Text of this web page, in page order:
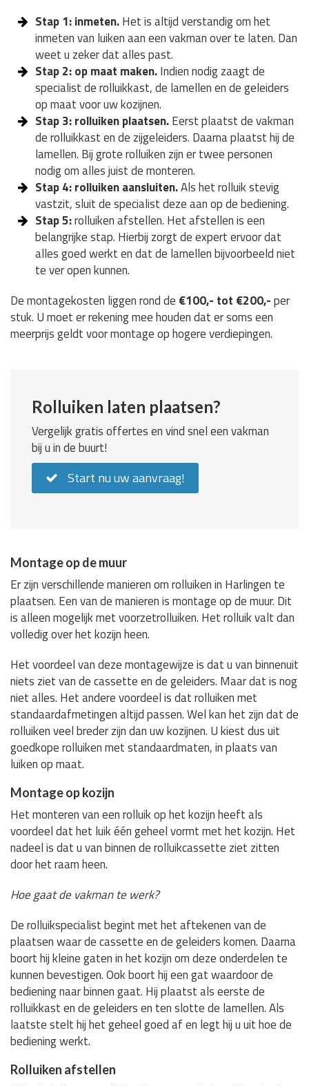
Stap 1: inmeten.Het is altijd verstandig om het
inmeten van luiken aan een vakman over te laten. Dan
weet u zeker dat alles past.
Stap 2: op maat maken.Indien nodig zaagt de
specialist de rolluikkast, de lamellen en de geleiders
op maat voor uw kozijnen.
Stap 3: rolluiken plaatsen.Eerst plaatst de vakman
de rolluikkast en de zijgeleiders. Daarna plaatst hij de
lamellen. Bij grote rolluiken zijn er twee personen
nodig om alles juist de monteren.
Stap 4: rolluiken aansluiten.Als het rolluik stevig
vastzit, sluit de specialist deze aan op de bediening.
Stap 5:rolluiken afstellen. Het afstellen is een
belangrijke stap. Hierbij zorgt de expert ervoor dat
alles goed werkt en dat de lamellen bijvoorbeeld niet
te ver open kunnen.
De montagekosten liggen rond de €100,- tot €200,-per
stuk. U moet er rekening mee houden dat er soms een
meerprijs geldt voor montage op hogere verdiepingen.
Rolluiken laten plaatsen?
Vergelijk gratis offertes en vind snel een vakman
bij u in de buurt!
Start nu uw aanvraag!
Montage op de muur
Er zijn verschillende manieren om rolluiken in Harlingen te
plaatsen. Een van de manieren is montage op de muur. Dit
is alleen mogelijk met voorzetrolluiken. Het rolluik valt dan
volledig over het kozijn heen.
Het voordeel van deze montagewijze is dat u van binnenuit
niets ziet van de cassette en de geleiders. Maar dat is nog
niet alles. Het andere voordeel is dat rolluiken met
standaardafmetingen altijd passen. Wel kan het zijn dat de
rolluiken veel breder zijn dan uw kozijnen. U kiest dus uit
goedkope rolluiken met standaardmaten, in plaats van
luiken op maat.
Montage op kozijn
Het monteren van een rolluik op het kozijn heeft als
voordeel dat het luik één geheel vormt met het kozijn. Het
nadeel is dat u van binnen de rolluikcassette ziet zitten
door het raam heen.
Hoe gaat de vakman te werk?
De rolluikspecialist begint met het aftekenen van de
plaatsen waar de cassette en de geleiders komen. Daarna
boort hij kleine gaten in het kozijn om deze onderdelen te
kunnen bevestigen. Ook boort hij een gat waardoor de
bediening naar binnen gaat. Hij plaatst als eerste de
rolluikkast en de geleiders en ten slotte de lamellen. Als
laatste stelt hij het geheel goed af en legt hij u uit hoe de
bediening werkt.
Rolluiken afstellen